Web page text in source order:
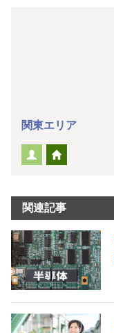
関東エリア
関連記事